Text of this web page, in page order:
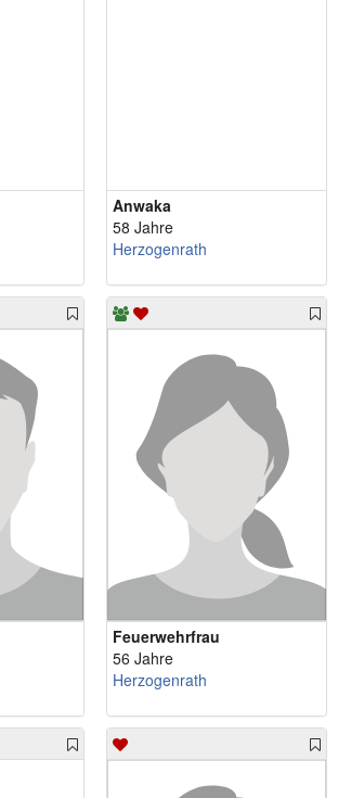
Anwaka
58 Jahre
Herzogenrath
Feuerwehrfrau
56 Jahre
Herzogenrath